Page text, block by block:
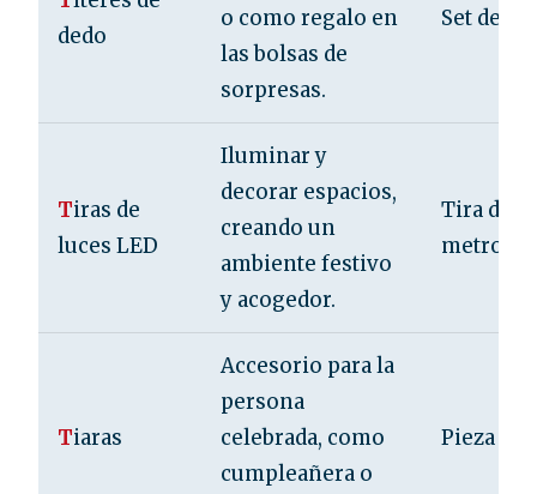
dedo
o como regalo en
las bolsas de
sorpresas.
Set de 5
Tiras de
luces LED
Iluminar y
decorar espacios,
creando un
ambiente festivo
y acogedor.
Tira de 3,
metros
Tiaras
Accesorio para la
persona
celebrada, como
cumpleañera o
Pieza